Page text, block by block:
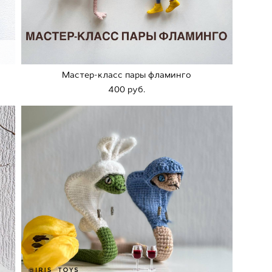
Мастер-класс пары фламинго
400 pуб.